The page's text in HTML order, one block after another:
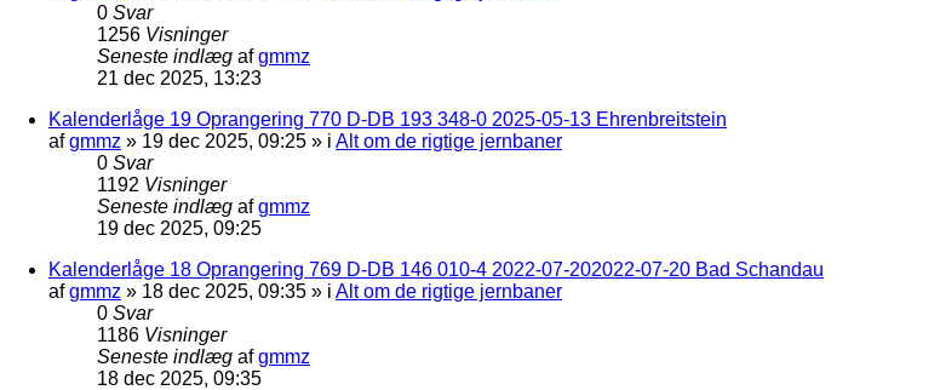
0 Svar
1256 Visninger
Seneste indlæg afgmmz
21 dec 2025, 13:23
Kalenderlåge 19 Oprangering 770 D-DB 193 348-0 2025-05-13 Ehrenbreitstein
afgmmz » 19 dec 2025, 09:25 » i Alt om de rigtige jernbaner
0 Svar
1192 Visninger
Seneste indlæg afgmmz
19 dec 2025, 09:25
Kalenderlåge 18 Oprangering 769 D-DB 146 010-4 2022-07-202022-07-20 Bad Schandau
afgmmz » 18 dec 2025, 09:35 » i Alt om de rigtige jernbaner
0 Svar
1186 Visninger
Seneste indlæg afgmmz
18 dec 2025, 09:35